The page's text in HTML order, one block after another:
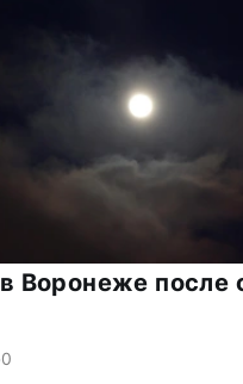
Воронеже после
0